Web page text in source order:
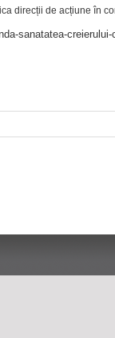
direcții de acțiune în
sanatatea-